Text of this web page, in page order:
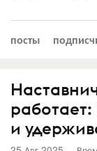
посты
работает:
и